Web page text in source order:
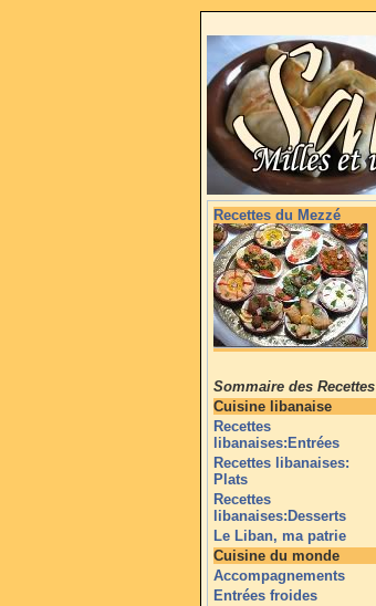
Recettes du Mezzé
Sommaire des Recettes
Cuisine libanaise
Recettes
libanaises:Entrées
Recettes libanaises:
Plats
Recettes
libanaises:Desserts
Le Liban, ma patrie
Cuisine du monde
Accompagnements
Entrées froides